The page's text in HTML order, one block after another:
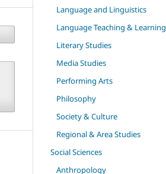
Language and Linguistics
Language Teaching & Learning
Literary Studies
Media Studies
Performing Arts
Philosophy
Society & Culture
Regional & Area Studies
Social Sciences
Anthropology